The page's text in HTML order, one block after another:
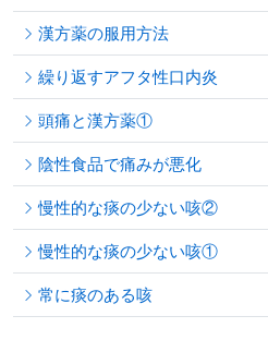
漢方薬の服用方法
繰り返すアフタ性口内炎
頭痛と漢方薬①
陰性食品で痛みが悪化
慢性的な痰の少ない咳②
慢性的な痰の少ない咳①
常に痰のある咳